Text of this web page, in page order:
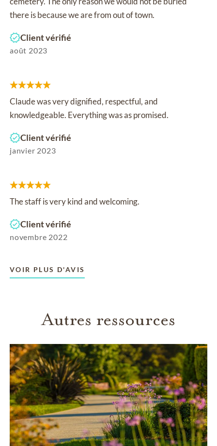
there is because we are from out of town.
Client vérifié
août 2023
Claude was very dignified, respectful, and
knowledgeable. Everything was as promised.
Client vérifié
janvier 2023
The staff is very kind and welcoming.
Client vérifié
novembre 2022
VOIR PLUS D'AVIS
Autres ressources